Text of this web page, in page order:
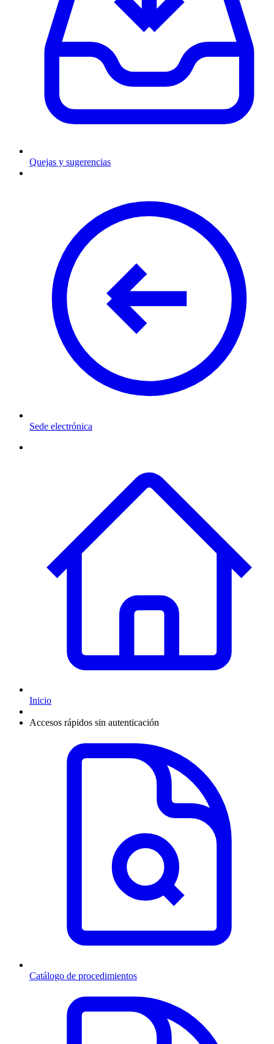
Quejas y sugerencias
Sede electrónica
Inicio
Accesos rápidos sin autenticación
Catálogo de procedimientos